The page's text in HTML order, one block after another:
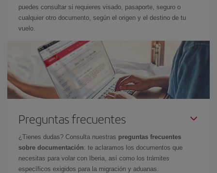
puedes consultar si requieres visado, pasaporte, seguro o
cualquier otro documento, según el origen y el destino de tu
vuelo.
Preguntas frecuentes
¿Tienes dudas? Consulta nuestras preguntas frecuentes
sobre documentación: te aclaramos los documentos que
necesitas para volar con Iberia, así como los trámites
específicos exigidos para la migración y aduanas.